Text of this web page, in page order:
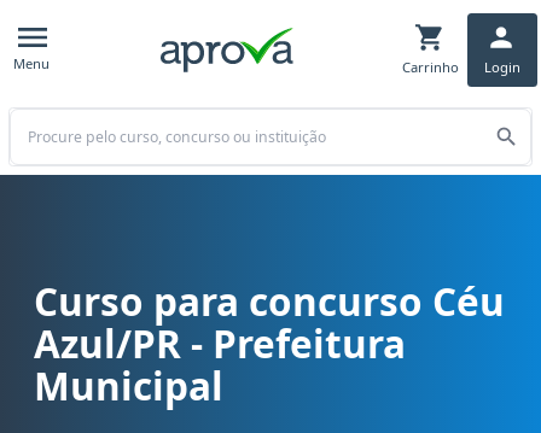
Menu Carrinho Login
Buscar
Curso para concurso Céu Azul/PR - Prefeitura Municipal cargo
Curso para concurso Céu
Azul/PR - Prefeitura
Municipal